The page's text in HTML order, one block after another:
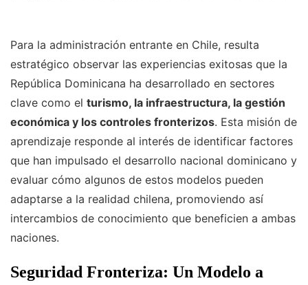
Para la administración entrante en Chile, resulta
estratégico observar las experiencias exitosas que la
República Dominicana ha desarrollado en sectores
clave como el turismo, la infraestructura, la gestión
económica y los controles fronterizos. Esta misión de
aprendizaje responde al interés de identificar factores
que han impulsado el desarrollo nacional dominicano y
evaluar cómo algunos de estos modelos pueden
adaptarse a la realidad chilena, promoviendo así
intercambios de conocimiento que beneficien a ambas
naciones.
Seguridad Fronteriza: Un Modelo a